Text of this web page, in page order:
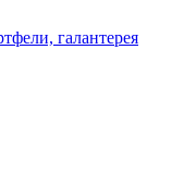
галантерея